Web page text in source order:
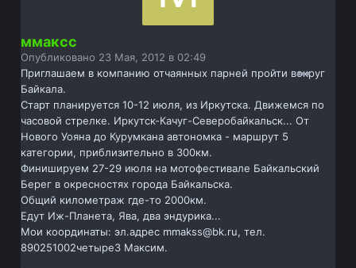
ммаксс
Опубликовано 23 Мая, 2012 в 02:49
Приглашаем в компанию отчаянных парней пройти вокруг
Байкала.
Старт планируется 10-12 июля, из Иркутска. Движемся по
часовой стрелке. Иркутск-Качуг-Северобайкальск... От
Нового Уояна до Курумкана автономка - маршрут 5
категории, приблизительно в 300км.
Финишируем 27-29 июля на мотофестивале Байкальский
Берег в окресностях города Байкальска.
Общий километраж где-то 2000км.
Едут Иж-Планета, Ява, два эндурика...
Мои координаты: эл.адрес mmakss@bk.ru, тел.
890251002четыре3 Максим.